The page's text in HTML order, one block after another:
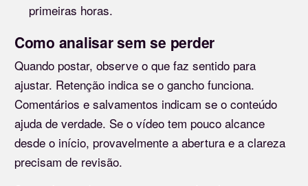
primeiras horas.
Como analisar sem se perder
Quando postar, observe o que faz sentido para
ajustar. Retenção indica se o gancho funciona.
Comentários e salvamentos indicam se o conteúdo
ajuda de verdade. Se o vídeo tem pouco alcance
desde o início, provavelmente a abertura e a clareza
precisam de revisão.